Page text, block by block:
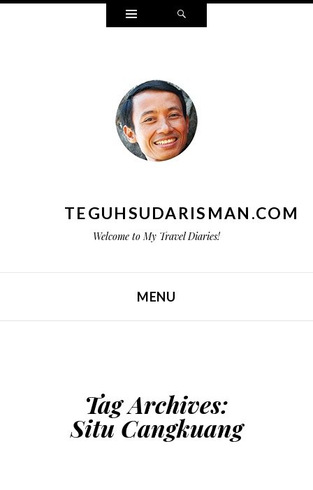
Widgets
TEGUHSUDARISMAN.COM
Welcome to My Travel Diaries!
MENU
Tag Archives:
Situ Cangkuang